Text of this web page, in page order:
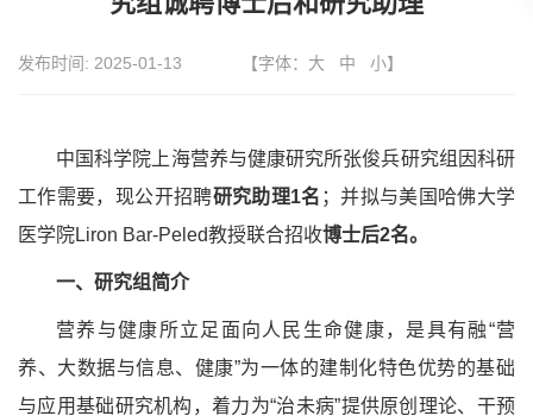
发布时间: 2025-01-13 【字体： 大 中 小】
中国科学院上海营养与健康研究所张俊兵研究组因科研
工作需要，现公开招聘研究助理1名 ；并拟与美国哈佛大学
医学院Liron Bar-Peled教授联合招收博士后2名。
一、研究组简介
营养与健康所立足面向人民生命健康，是具有融“营
养、大数据与信息、健康”为一体的建制化特色优势的基础
与应用基础研究机构，着力为“治未病”提供原创理论、干预